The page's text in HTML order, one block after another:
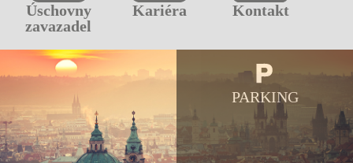
Úschovny
zavazadel
Kariéra Kontakt
PARKING